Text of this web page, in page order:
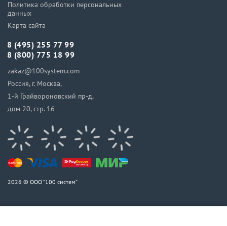
Политика обработки персональных
данных
Карта сайта
8 (495) 255 77 99
8 (800) 775 18 99
zakaz@100system.com
Россия, г. Москва,
1-й Грайвороновский пр-д,
дом 20, стр. 16
2026 © ООО “100 систем”